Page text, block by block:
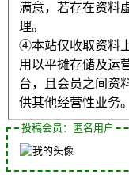
满意，若存在资料
理。
④本站仅收取资料
用以平摊存储及运
台，且会员之间资
供其他经营性业务。
投稿会员：匿名用户